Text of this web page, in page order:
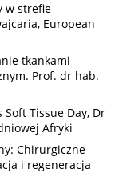
w strefie
European
tkankami
Prof. dr hab.
Soft Tissue Day, Dr
Afryki
Chirurgiczne
i regeneracja